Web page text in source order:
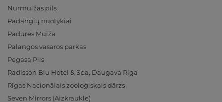
Nurmuižas pils
Padangių nuotykiai
Padures Muiža
Palangos vasaros parkas
Pegasa Pils
Radisson Blu Hotel & Spa, Daugava Riga
Rīgas Nacionālais zooloģiskais dārzs
Seven Mirrors (Aizkraukle)